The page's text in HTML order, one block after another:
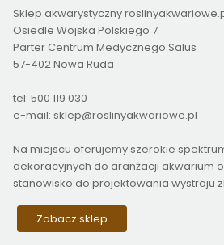
Sklep akwarystyczny
Osiedle Wojska Polskiego 7
Parter Centrum Medycznego Salus
57-402 Nowa Ruda
tel: 500 119 030
e-mail: sklep@roslinyakwariowe.pl
Na miejscu oferujemy szerokie
dekoracyjnych do aranżacji akwarium
stanowisko do projektowania wystroju
Zobacz sklep